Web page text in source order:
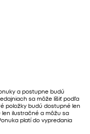
a postupne budú
sa môže líšiť podľa
položky budú dostupné len
ilustračné a môžu sa
platí do vypredania